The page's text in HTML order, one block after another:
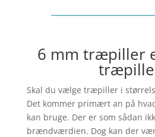
6 mm træpiller
Skal du vælge træpiller i
Det kommer primært an på
kan bruge. Der er som sådan
brændværdien. Dog kan der